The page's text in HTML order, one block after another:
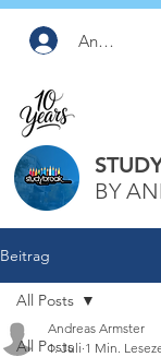
Anmelden
BY
Beitrag
All Posts
All Posts
Andreas Armster
1. Juli 1 Min.